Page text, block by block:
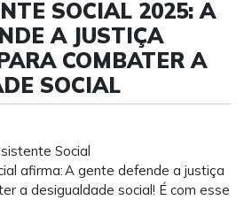
SOCIAL 2025: A
A JUSTIÇA
COMBATER A
SOCIAL
Social
afirma: A gente defende a justiça
a desigualdade social! É com esse